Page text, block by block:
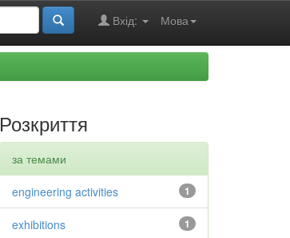
Мова
Вхід:
Розкриття
за темами
1
engineering activities
1
exhibitions